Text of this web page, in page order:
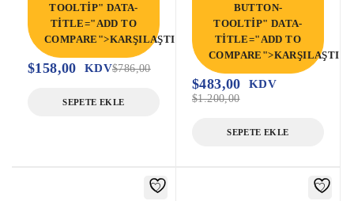
TOOLTIP" DATA-
TITLE="ADD TO
COMPARE">KARŞILAŞTIR</SPAN>
$786,00
$158,00 KDV
SEPETE EKLE
BUTTON-
TOOLTIP" DATA-
TITLE="ADD TO
$1.200,00
$483,00 KDV
SEPETE EKLE